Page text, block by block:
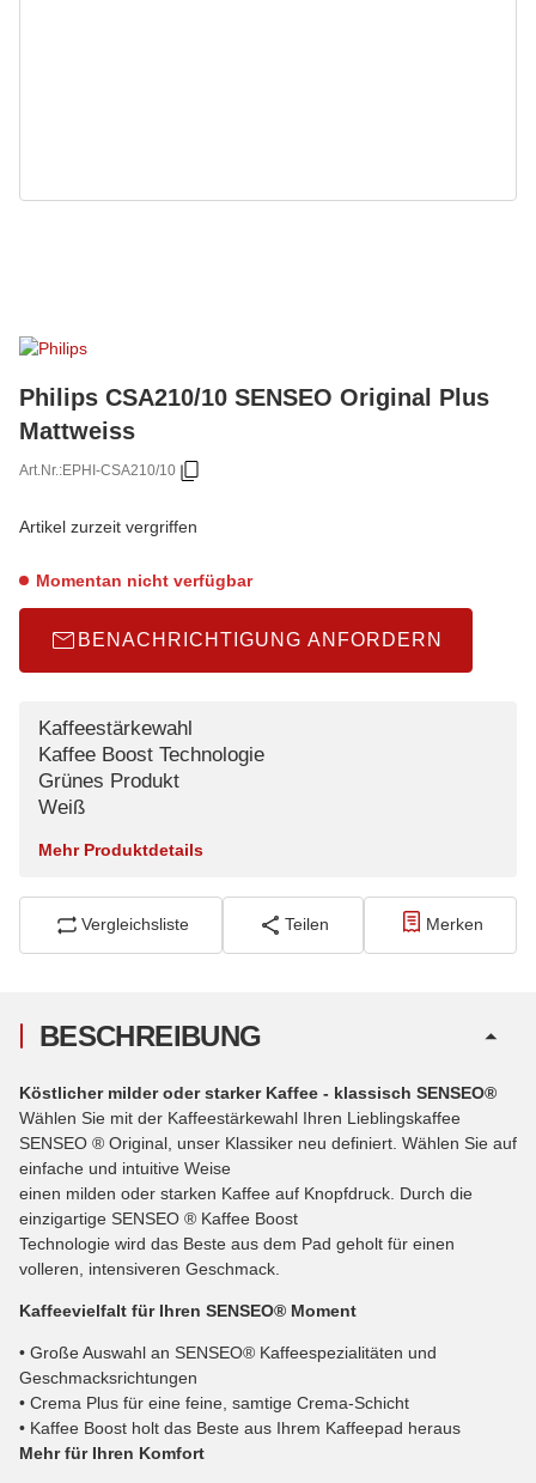
Philips CSA210/10 SENSEO Original Plus
Mattweiss
Art.Nr.:EPHI-CSA210/10
Artikel zurzeit vergriffen
Momentan nicht verfügbar
BENACHRICHTIGUNG ANFORDERN
Kaffeestärkewahl
Kaffee Boost Technologie
Grünes Produkt
Weiß
Mehr Produktdetails
Vergleichsliste Teilen Merken
BESCHREIBUNG
Köstlicher milder oder starker Kaffee - klassisch SENSEO®
Wählen Sie mit der Kaffeestärkewahl Ihren Lieblingskaffee
SENSEO ® Original, unser Klassiker neu definiert. Wählen Sie auf
einfache und intuitive Weise
einen milden oder starken Kaffee auf Knopfdruck. Durch die
einzigartige SENSEO ® Kaffee Boost
Technologie wird das Beste aus dem Pad geholt für einen
volleren, intensiveren Geschmack.
Kaffeevielfalt für Ihren SENSEO® Moment
• Große Auswahl an SENSEO® Kaffeespezialitäten und
Geschmacksrichtungen
• Crema Plus für eine feine, samtige Crema-Schicht
• Kaffee Boost holt das Beste aus Ihrem Kaffeepad heraus
Mehr für Ihren Komfort